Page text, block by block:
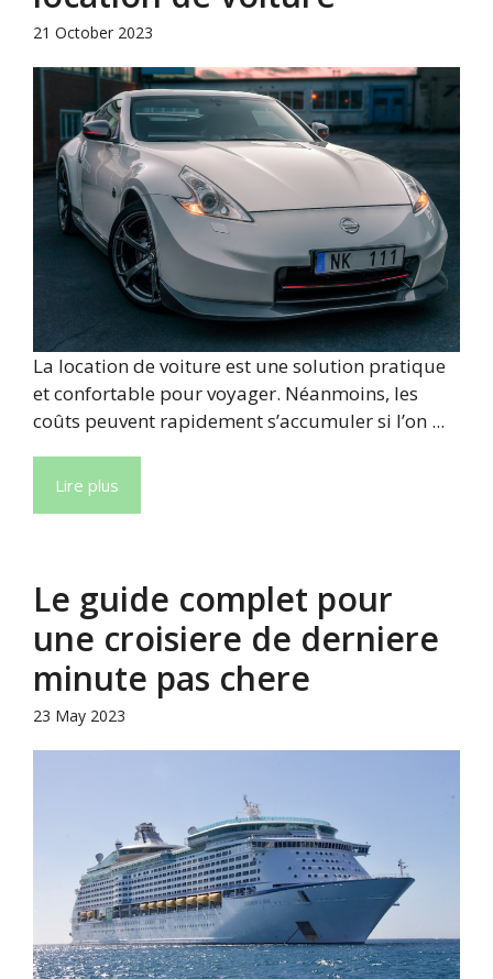
21 October 2023
La location de voiture est une solution pratique
et confortable pour voyager. Néanmoins, les
coûts peuvent rapidement s’accumuler si l’on ...
Lire plus
Le guide complet pour
une croisiere de derniere
minute pas chere
23 May 2023